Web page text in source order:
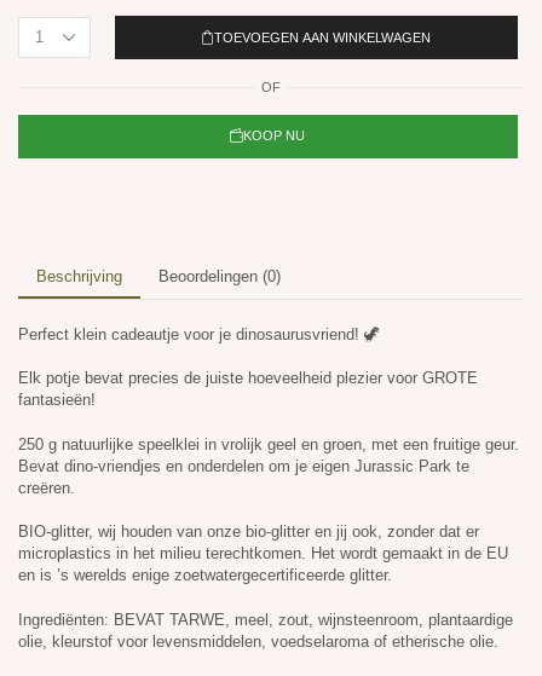
TOEVOEGEN AAN WINKELWAGEN
OF
KOOP NU
Beschrijving Beoordelingen (0)
Perfect klein cadeautje voor je dinosaurusvriend! 🦖
Elk potje bevat precies de juiste hoeveelheid plezier voor GROTE
fantasieën!
250 g natuurlijke speelklei in vrolijk geel en groen, met een fruitige geur.
Bevat dino-vriendjes en onderdelen om je eigen Jurassic Park te
creëren.
BIO-glitter, wij houden van onze bio-glitter en jij ook, zonder dat er
microplastics in het milieu terechtkomen. Het wordt gemaakt in de EU
en is ’s werelds enige zoetwatergecertificeerde glitter.
Ingrediënten: BEVAT TARWE, meel, zout, wijnsteenroom, plantaardige
olie, kleurstof voor levensmiddelen, voedselaroma of etherische olie.